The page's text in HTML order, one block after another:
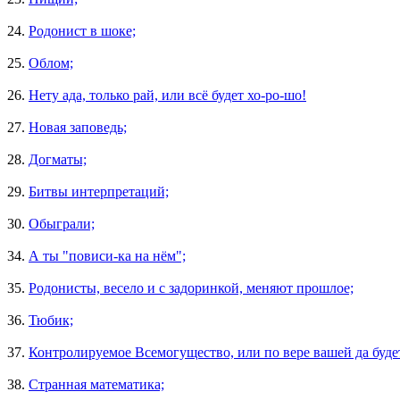
24. Родонист в шоке;
25. Облом;
26. Нету ада, только рай, или всё будет хо-ро-шо!
27. Новая заповедь;
28. Догматы;
29. Битвы интерпретаций;
30. Обыграли;
34. А ты "повиси-ка на нём";
35. Родонисты, весело и с задоринкой, меняют прошлое;
36. Тюбик;
37. Контролируемое Всемогущество, или по вере вашей да
38. Странная математика;